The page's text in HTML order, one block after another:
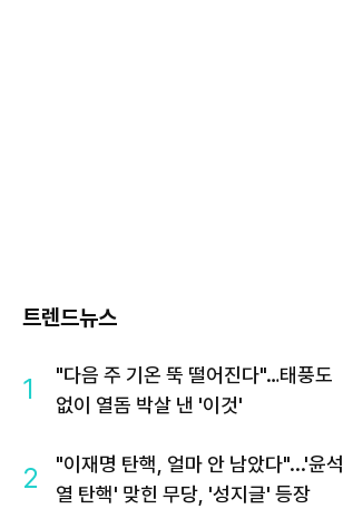
트렌드뉴스
1
"다음 주 기온 뚝 떨어진다"…태풍도
없이 열돔 박살 낸 '이것'
2
"이재명 탄핵, 얼마 안 남았다"...'윤석
열 탄핵' 맞힌 무당, '성지글' 등장